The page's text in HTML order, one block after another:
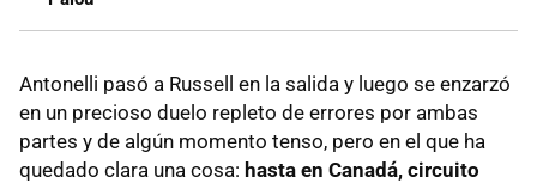
Antonelli pasó a Russell en la salida y luego se enzarzó
en un precioso duelo repleto de errores por ambas
partes y de algún momento tenso, pero en el que ha
quedado clara una cosa: hasta en Canadá, circuito